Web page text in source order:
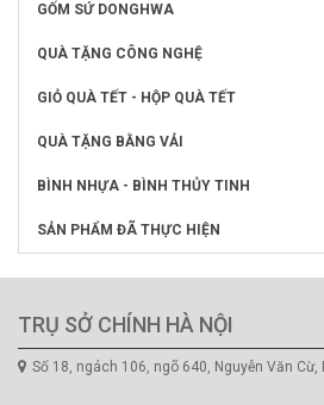
GỐM SỨ DONGHWA
QUÀ TẶNG CÔNG NGHỆ
GIỎ QUÀ TẾT - HỘP QUÀ TẾT
QUÀ TẶNG BẰNG VẢI
BÌNH NHỰA - BÌNH THỦY TINH
SẢN PHẨM ĐÃ THỰC HIỆN
TRỤ SỞ CHÍNH HÀ NỘI
Số 18, ngách 106, ngõ 640, Nguyễn Văn Cừ,